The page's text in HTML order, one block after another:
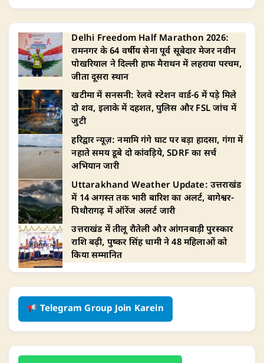
p o
kDelhi Freedom Half Marathon 2026:
रामनगर के 64 वर्षीय सेना पूर्व सूबेदार मेजर नवीन
पोखरियाल ने दिल्ली हाफ मैराथन में लहराया परचम,
जीता दूसरा स्थान
खटीमा में सनसनी: रेलवे स्टेशन वार्ड-6 में पड़े मिले
दो शव, इलाके में दहशत, पुलिस और FSL जांच में
जुटी
हरिद्वार न्यूज़: नमामि गंगे घाट पर बड़ा हादसा, गंगा में
नहाते समय डूबे दो कांवड़िये, SDRF का सर्च
अभियान जारी
Uttarakhand Weather Update: उत्तराखंड
में 14 अगस्त तक भारी बारिश का अलर्ट, बागेश्वर-
पिथौरागढ़ में ऑरेंज अलर्ट जारी
उत्तराखंड में तीलू रौतेली और आंगनबाड़ी पुरस्कार
राशि बढ़ी, पुष्कर सिंह धामी ने 48 महिलाओं को
किया सम्मानित
Telegram Group Join Karein